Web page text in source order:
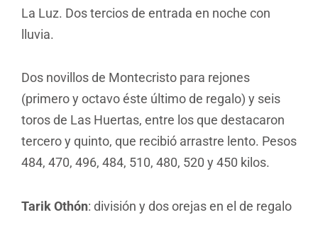
La Luz. Dos tercios de entrada en noche con
lluvia.
Dos novillos de Montecristo para rejones
(primero y octavo éste último de regalo) y seis
toros de Las Huertas, entre los que destacaron
tercero y quinto, que recibió arrastre lento. Pesos
484, 470, 496, 484, 510, 480, 520 y 450 kilos.
Tarik Othón: división y dos orejas en el de regalo